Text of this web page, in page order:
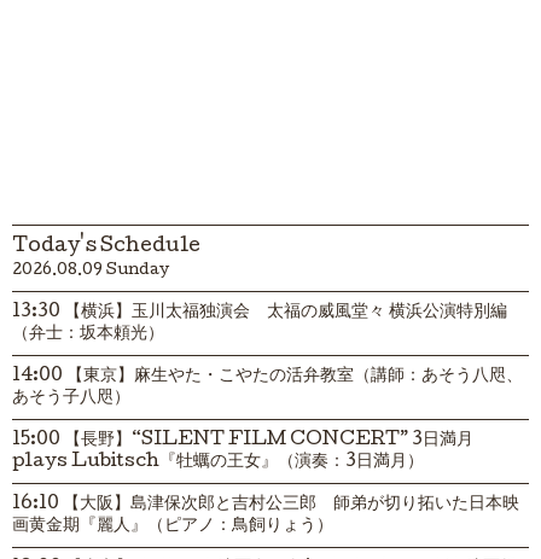
Today's Schedule
2026.08.09 Sunday
13:30 【横浜】玉川太福独演会 太福の威風堂々 横浜公演特別編
（弁士：坂本頼光）
14:00 【東京】麻生やた・こやたの活弁教室（講師：あそう八咫、
あそう子八咫）
15:00 【長野】“SILENT FILM CONCERT” 3日満月
plays Lubitsch『牡蠣の王女』（演奏：3日満月）
16:10 【大阪】島津保次郎と吉村公三郎 師弟が切り拓いた日本映
画黄金期『麗人』（ピアノ：鳥飼りょう）